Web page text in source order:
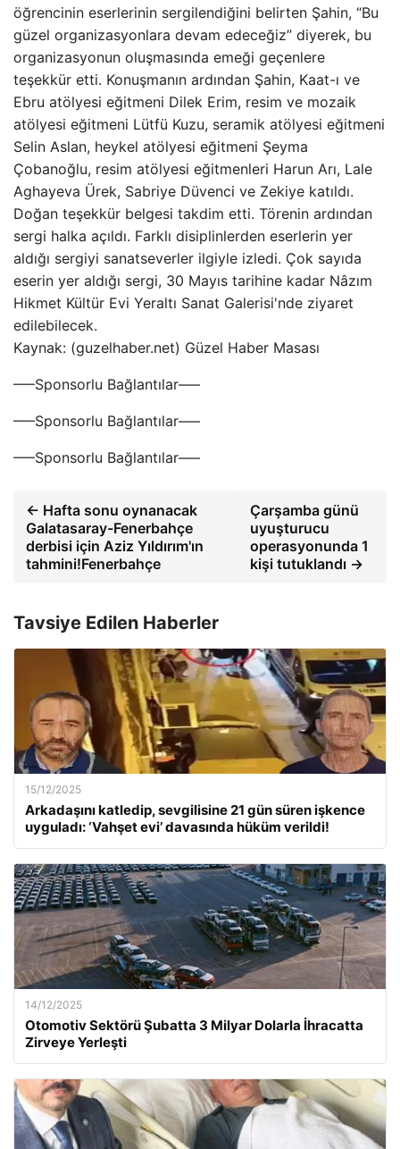
öğrencinin eserlerinin sergilendiğini belirten Şahin, “Bu
güzel organizasyonlara devam edeceğiz” diyerek, bu
organizasyonun oluşmasında emeği geçenlere
teşekkür etti. Konuşmanın ardından Şahin, Kaat-ı ve
Ebru atölyesi eğitmeni Dilek Erim, resim ve mozaik
atölyesi eğitmeni Lütfü Kuzu, seramik atölyesi eğitmeni
Selin Aslan, heykel atölyesi eğitmeni Şeyma
Çobanoğlu, resim atölyesi eğitmenleri Harun Arı, Lale
Aghayeva Ürek, Sabriye Düvenci ve Zekiye katıldı.
Doğan teşekkür belgesi takdim etti. Törenin ardından
sergi halka açıldı. Farklı disiplinlerden eserlerin yer
aldığı sergiyi sanatseverler ilgiyle izledi. Çok sayıda
eserin yer aldığı sergi, 30 Mayıs tarihine kadar Nâzım
Hikmet Kültür Evi Yeraltı Sanat Galerisi'nde ziyaret
edilebilecek.
Kaynak: (guzelhaber.net) Güzel Haber Masası
—–Sponsorlu Bağlantılar—–
—–Sponsorlu Bağlantılar—–
—–Sponsorlu Bağlantılar—–
← Hafta sonu oynanacak
Galatasaray-Fenerbahçe
derbisi için Aziz Yıldırım'ın
tahmini!Fenerbahçe
Çarşamba günü
uyuşturucu
operasyonunda 1
kişi tutuklandı →
Tavsiye Edilen Haberler
15/12/2025
Arkadaşını katledip, sevgilisine 21 gün süren işkence
uyguladı: ‘Vahşet evi’ davasında hüküm verildi!
14/12/2025
Otomotiv Sektörü Şubatta 3 Milyar Dolarla İhracatta
Zirveye Yerleşti